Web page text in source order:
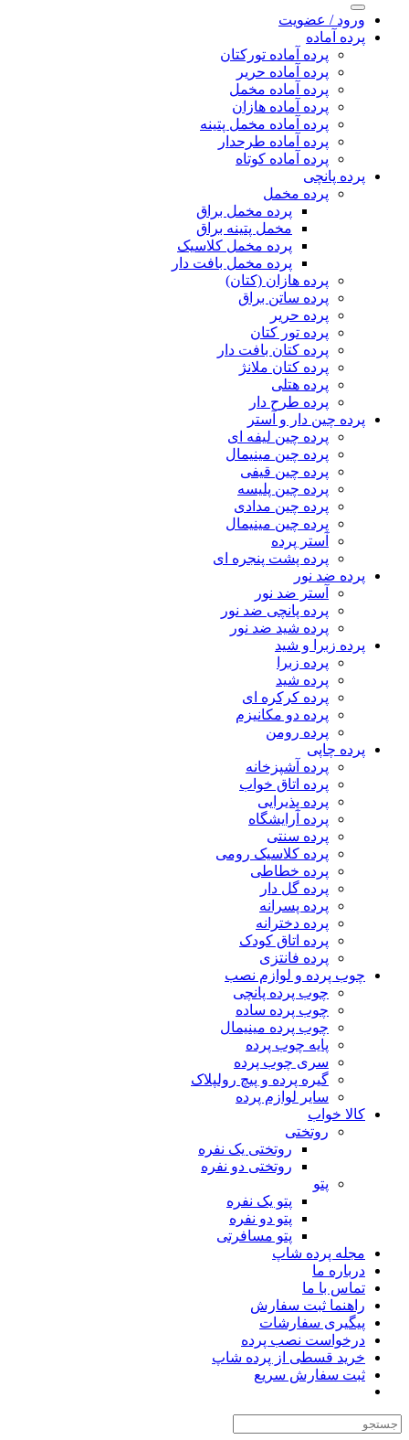
ورود / عضویت
پرده آماده
پرده آماده تورکتان
پرده آماده حریر
پرده آماده مخمل
پرده آماده هازان
پرده آماده مخمل پتینه
پرده آماده طرحدار
پرده آماده کوتاه
پرده پانچی
پرده مخمل
پرده مخمل براق
مخمل پتینه براق
پرده مخمل کلاسیک
پرده مخمل بافت دار
پرده هازان (کتان)
پرده ساتن براق
پرده حریر
پرده تور کتان
پرده کتان بافت دار
پرده کتان ملانژ
پرده هتلی
پرده طرح دار
پرده چین دار و آستر
پرده چین لیفه ای
پرده چین مینیمال
پرده چین قیفی
پرده چین پلیسه
پرده چین مدادی
پرده چین مینیمال
آستر پرده
پرده پشت پنجره ای
پرده ضد نور
آستر ضد نور
پرده پانچی ضد نور
پرده شید ضد نور
پرده زبرا و شید
پرده زبرا
پرده شید
پرده کرکره ای
پرده دو مکانیزم
پرده رومن
پرده چاپی
پرده آشپزخانه
پرده اتاق خواب
پرده پذیرایی
پرده آرایشگاه
پرده سنتی
پرده کلاسیک رومی
پرده خطاطی
پرده گل دار
پرده پسرانه
پرده دخترانه
پرده اتاق کودک
پرده فانتزی
چوب پرده و لوازم نصب
چوب پرده پانچی
چوب پرده ساده
چوب پرده مینیمال
پایه چوب پرده
سری چوب پرده
گیره پرده و پیچ رولپلاک
سایر لوازم پرده
کالا خواب
روتختی
روتختی یک نفره
روتختی دو نفره
پتو
پتو یک نفره
پتو دو نفره
پتو مسافرتی
مجله پرده شاپ
درباره ما
تماس با ما
راهنما ثبت سفارش
پیگیری سفارشات
درخواست نصب پرده
خرید قسطی از پرده شاپ
ثبت سفارش سریع